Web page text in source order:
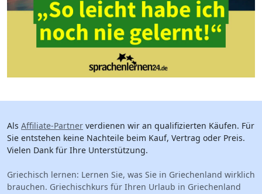
Als Affiliate-Partner verdienen wir an qualifizierten Käufen. Für
Sie entstehen keine Nachteile beim Kauf, Vertrag oder Preis.
Vielen Dank für Ihre Unterstützung.
Griechisch lernen: Lernen Sie, was Sie in Griechenland wirklich
brauchen. Griechischkurs für Ihren Urlaub in Griechenland